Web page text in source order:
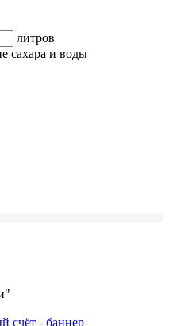
литров
сахара и воды